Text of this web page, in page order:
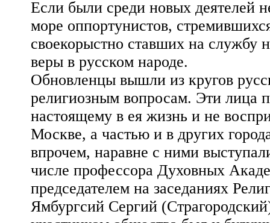
Если были среди новых деятелей
морe оппортунистов,
своекорыстно ставших на службу
веры в русском народе.
Обновленцы вышли из кругов
религиозным вопросам. Эти лица
настоящему в ея жизнь и не
Москве, а частью и в других
впрочем, наравне с ними
числе профессора Духовных
председателем на заседаниях
Ямбургсий Сергий